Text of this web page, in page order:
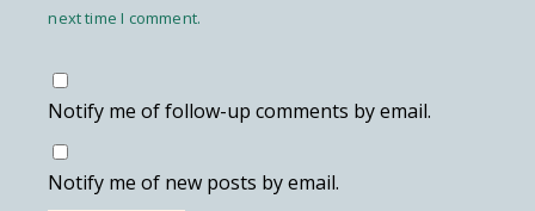
next time I comment.
Notify me of follow-up comments by email.
Notify me of new posts by email.